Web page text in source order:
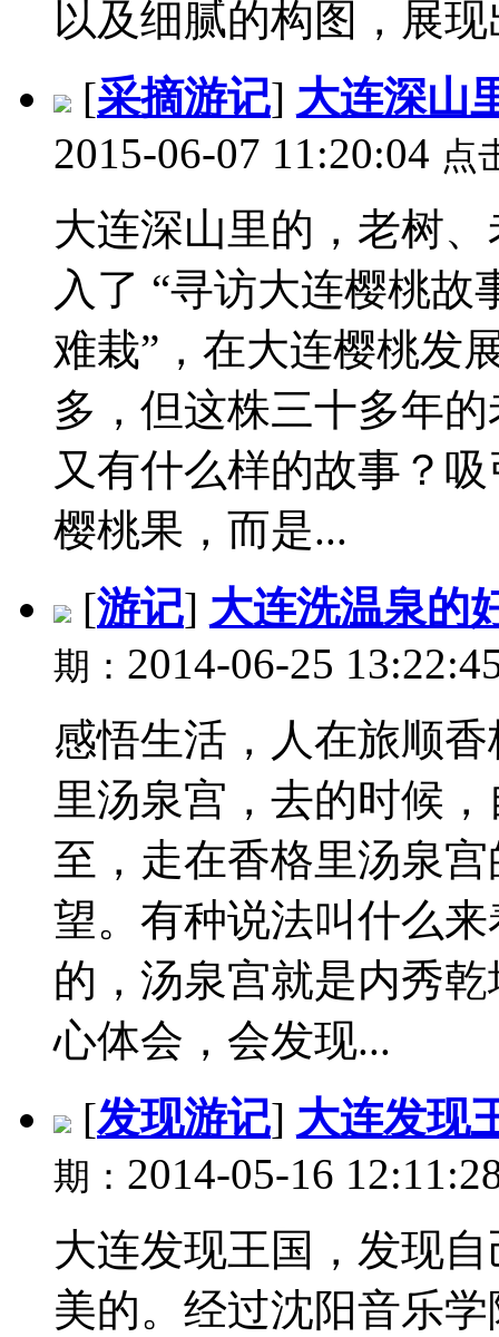
以及细腻的构图，展
[采摘游记] 大连深山
2015-06-07 11:20:04 点
大连深山里的，老树
入了 “寻访大连樱桃故
难栽”，在大连樱桃发
多，但这株三十多年
又有什么样的故事？
樱桃果，而是...
[游记] 大连洗温泉的
期： 2014-06-25
感悟生活，人在旅顺
里汤泉宫，去的时候
至，走在香格里汤泉
望。有种说法叫什么
的，汤泉宫就是内秀
心体会，会发现...
[发现游记] 大连发现
期： 2014-05-16
大连发现王国，发现
美的。经过沈阳音乐